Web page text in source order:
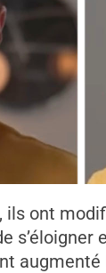
ils ont
s’éloigner